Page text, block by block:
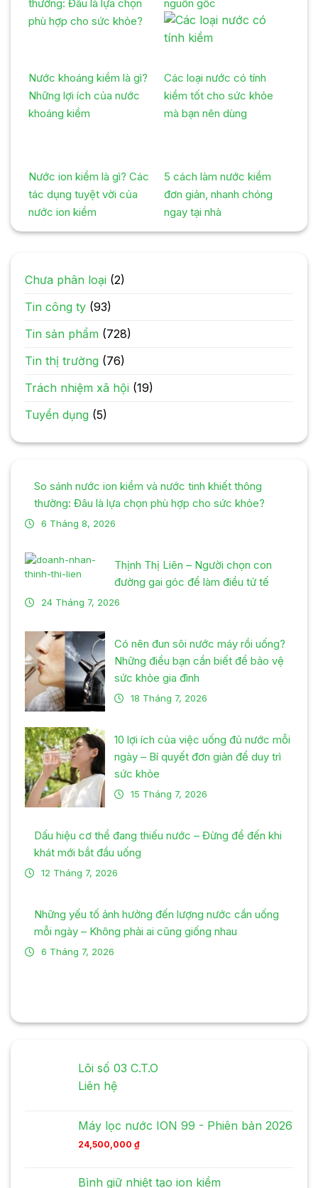
thường: Đâu là lựa chọn
phù hợp cho sức khỏe?
nguồn gốc
Nước khoáng kiềm là gì?
Những lợi ích của nước
khoáng kiềm
Các loại nước có tính
kiềm tốt cho sức khỏe
mà bạn nên dùng
Nước ion kiềm là gì? Các
tác dụng tuyệt vời của
nước ion kiềm
5 cách làm nước kiềm
đơn giản, nhanh chóng
ngay tại nhà
Chưa phân loại (2)
Tin công ty (93)
Tin sản phẩm (728)
Tin thị trường (76)
Trách nhiệm xã hội (19)
Tuyển dụng (5)
So sánh nước ion kiềm và nước tinh khiết thông
thường: Đâu là lựa chọn phù hợp cho sức khỏe?
6 Tháng 8, 2026
Thịnh Thị Liên – Người chọn con
đường gai góc để làm điều tử tế
24 Tháng 7, 2026
Có nên đun sôi nước máy rồi uống?
Những điều bạn cần biết để bảo vệ
sức khỏe gia đình
18 Tháng 7, 2026
10 lợi ích của việc uống đủ nước mỗi
ngày – Bí quyết đơn giản để duy trì
sức khỏe
15 Tháng 7, 2026
Dấu hiệu cơ thể đang thiếu nước – Đừng để đến khi
khát mới bắt đầu uống
12 Tháng 7, 2026
Những yếu tố ảnh hưởng đến lượng nước cần uống
mỗi ngày – Không phải ai cũng giống nhau
6 Tháng 7, 2026
Lõi số 03 C.T.O
Liên hệ
Máy lọc nước ION 99 - Phiên bản 2026
24,500,000 ₫
Bình giữ nhiệt tạo ion kiềm